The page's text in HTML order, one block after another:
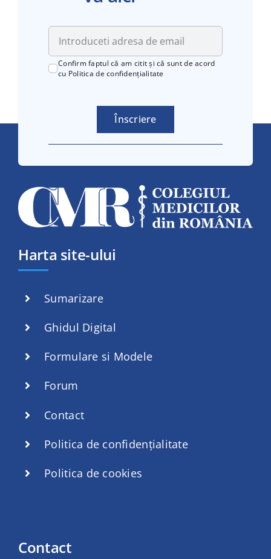
Confirm faptul că am citit și că sunt de acord
cu Politica de confidențialitate
Înscriere
Harta site-ului
Sumarizare
Ghidul Digital
Formulare si Modele
Forum
Contact
Politica de confidențialitate
Politica de cookies
Contact